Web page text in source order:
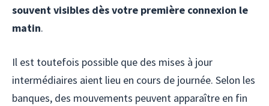
souvent visibles dès votre première connexion le
matin.
Il est toutefois possible que des mises à jour
intermédiaires aient lieu en cours de journée. Selon les
banques, des mouvements peuvent apparaître en fin